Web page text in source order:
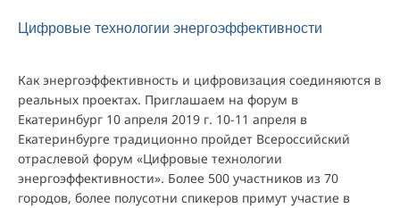
Цифровые технологии энергоэффективности
Как энергоэффективность и цифровизация соединяются в
реальных проектах. Приглашаем на форум в
Екатеринбург 10 апреля 2019 г. 10-11 апреля в
Екатеринбурге традиционно пройдет Всероссийский
отраслевой форум «Цифровые технологии
энергоэффективности». Более 500 участников из 70
городов, более полусотни спикеров примут участие в